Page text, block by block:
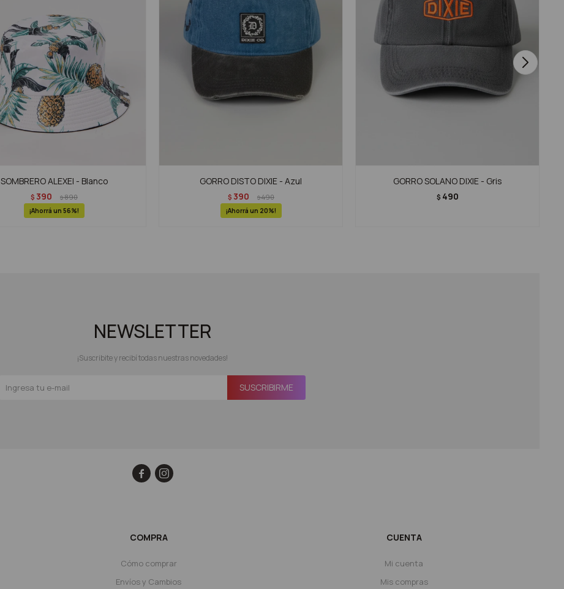
SOMBRERO ALEXEI - Blanco
$ 390 $890
56
GORRO DISTO DIXIE - Azul
$ 390 $490
20
GORRO SOLANO DIXIE - Gris
$ 490
COMPRA
Cómo comprar
Envíos y Cambios
CUENTA
Mi cuenta
Mis compras
NEWSLETTER
¡Suscribite y recibí todas nuestras novedades!
SUSCRIBIRME
 